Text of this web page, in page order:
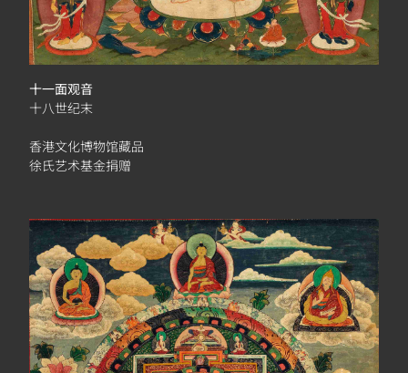
十一面观音
十八世纪末
香港文化博物馆藏品
徐氏艺术基金捐赠